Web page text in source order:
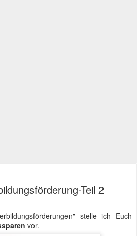
Teil 2
stelle ich Euch
vor.